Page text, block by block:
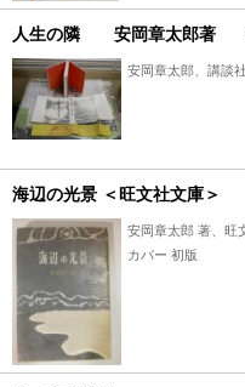
人生の隣 安岡章太郎著
安岡章太郎、講談
海辺の光景 ＜旺文社文庫＞
安岡章太郎 著、旺
カバー 初版